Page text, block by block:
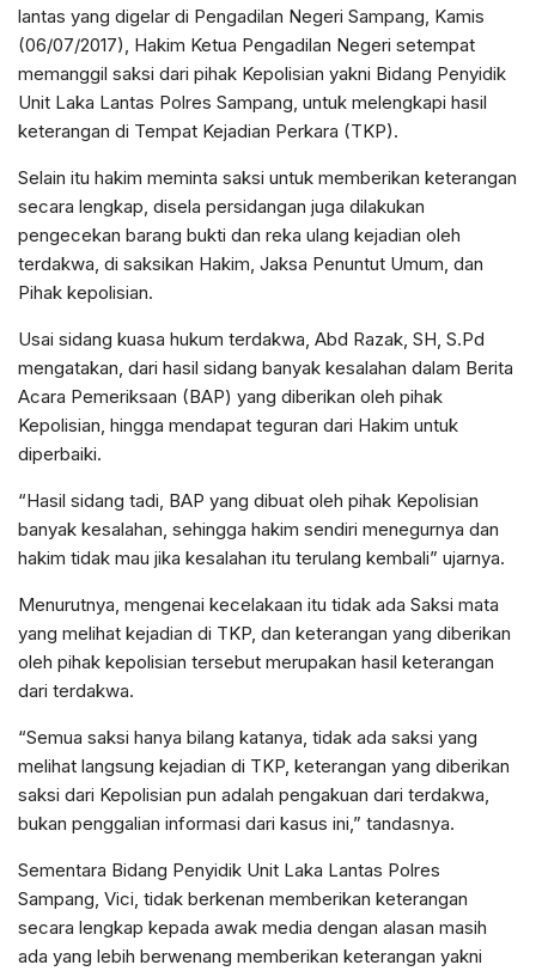
lantas yang digelar di Pengadilan Negeri Sampang, Kamis
(06/07/2017), Hakim Ketua Pengadilan Negeri setempat
memanggil saksi dari pihak Kepolisian yakni Bidang Penyidik
Unit Laka Lantas Polres Sampang, untuk melengkapi hasil
keterangan di Tempat Kejadian Perkara (TKP).
Selain itu hakim meminta saksi untuk memberikan keterangan
secara lengkap, disela persidangan juga dilakukan
pengecekan barang bukti dan reka ulang kejadian oleh
terdakwa, di saksikan Hakim, Jaksa Penuntut Umum, dan
Pihak kepolisian.
Usai sidang kuasa hukum terdakwa, Abd Razak, SH, S.Pd
mengatakan, dari hasil sidang banyak kesalahan dalam Berita
Acara Pemeriksaan (BAP) yang diberikan oleh pihak
Kepolisian, hingga mendapat teguran dari Hakim untuk
diperbaiki.
“Hasil sidang tadi, BAP yang dibuat oleh pihak Kepolisian
banyak kesalahan, sehingga hakim sendiri menegurnya dan
hakim tidak mau jika kesalahan itu terulang kembali” ujarnya.
Menurutnya, mengenai kecelakaan itu tidak ada Saksi mata
yang melihat kejadian di TKP, dan keterangan yang diberikan
oleh pihak kepolisian tersebut merupakan hasil keterangan
dari terdakwa.
“Semua saksi hanya bilang katanya, tidak ada saksi yang
melihat langsung kejadian di TKP, keterangan yang diberikan
saksi dari Kepolisian pun adalah pengakuan dari terdakwa,
bukan penggalian informasi dari kasus ini,” tandasnya.
Sementara Bidang Penyidik Unit Laka Lantas Polres
Sampang, Vici, tidak berkenan memberikan keterangan
secara lengkap kepada awak media dengan alasan masih
ada yang lebih berwenang memberikan keterangan yakni